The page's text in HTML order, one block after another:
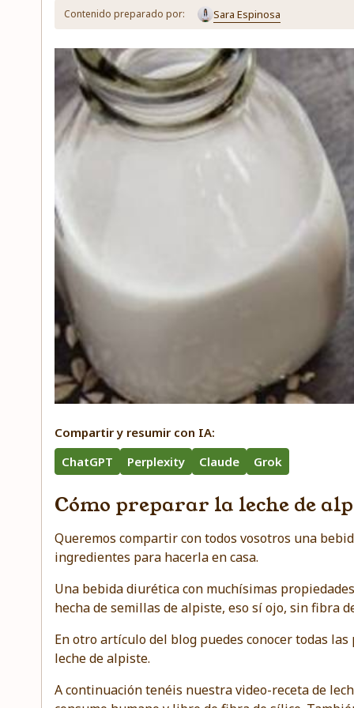
Contenido preparado por: Sara Espinosa
Compartir y resumir con IA:
ChatGPT
Perplexity Claude Grok
Cómo preparar la leche de
Queremos compartir con todos vosotros una
ingredientes para hacerla en casa.
Una bebida diurética con muchísimas
hecha de semillas de alpiste, eso sí ojo, sin fibra
En otro artículo del blog puedes conocer todas las
leche de alpiste.
A continuación tenéis nuestra video-receta de